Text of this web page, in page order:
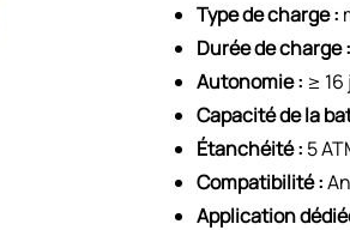
Type de charge :
Durée de charge :
Autonomie : ≥
Capacité de la
Étanchéité : 5
Compatibilité :
Application